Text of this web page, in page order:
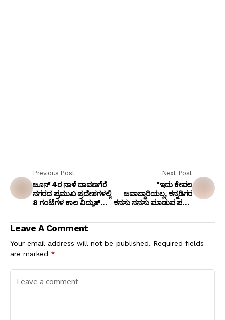
Previous Post
ಜೂನ್ 4ರ ನಾಳೆ ದಾವಣಗೆರೆ
ನಗರದ ಪ್ರಮುಖ ಪ್ರದೇಶಗಳಲ್ಲಿ
8 ಗಂಟೆಗಳ ಕಾಲ ವಿದ್ಯುತ್
Next Post
"ಇದು ಕೇವಲ
ಜವಾಬ್ದಾರಿಯಲ್ಲ, ಕನ್ನಡಿಗರ
ಕನಸು ನನಸು ಮಾಡುವ ಪವಿತ್ರ
ಶಿವಕುಮಾರ್
Leave A Comment
Your email address will not be published. Required fields
are marked *